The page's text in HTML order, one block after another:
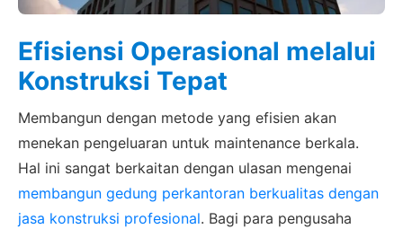
Efisiensi Operasional melalui
Konstruksi Tepat
Membangun dengan metode yang efisien akan
menekan pengeluaran untuk maintenance berkala.
Hal ini sangat berkaitan dengan ulasan mengenai
membangun gedung perkantoran berkualitas dengan
jasa konstruksi profesional. Bagi para pengusaha